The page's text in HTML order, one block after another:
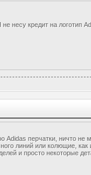
не несу кредит на логотип
перчатки, ничто не
линий или колющие, как
и просто некоторые